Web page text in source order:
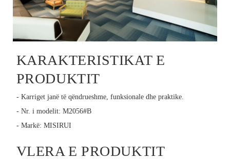
KARAKTERISTIKAT E
PRODUKTIT
- Karriget janë të qëndrueshme, funksionale dhe praktike.
- Nr. i modelit: M2056#B
- Markë: MISIRUI
VLERA E PRODUKTIT